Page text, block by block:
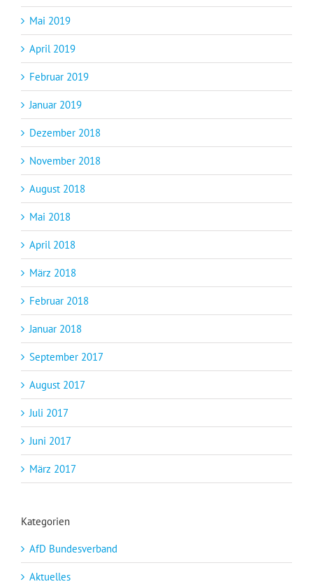
Mai 2019
April 2019
Februar 2019
Januar 2019
Dezember 2018
November 2018
August 2018
Mai 2018
April 2018
März 2018
Februar 2018
Januar 2018
September 2017
August 2017
Juli 2017
Juni 2017
März 2017
Kategorien
AfD Bundesverband
Aktuelles